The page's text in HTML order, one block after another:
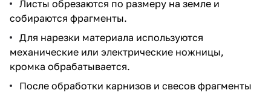
Листы обрезаются по размеру на земле и
собираются фрагменты.
Для нарезки материала используются
механические или электрические ножницы,
кромка обрабатывается.
После обработки карнизов и свесов фрагменты